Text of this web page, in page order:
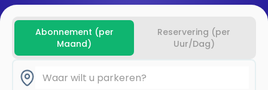
Abonnement (per
Maand)
Reservering (per
Uur/Dag)